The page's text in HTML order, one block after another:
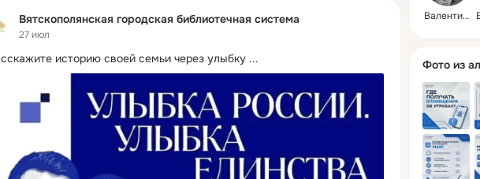
Вятскополянская городская библиотечная система
27 июл
историю своей семьи через улыбку ...
Валентина
Фото из